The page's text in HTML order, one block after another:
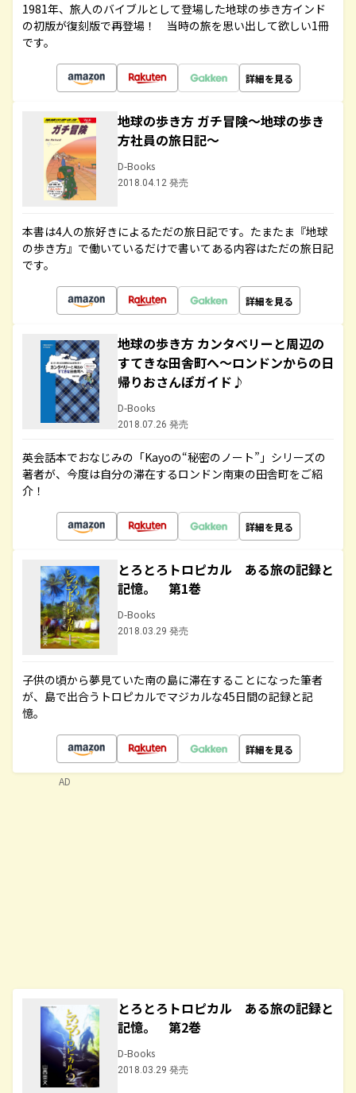
1981年、旅人のバイブルとして登場した地球の歩き方インド
の初版が復刻版で再登場！ 当時の旅を思い出して欲しい1冊
です。
詳細を見る
地球の歩き方 ガチ冒険～地球の歩き
方社員の旅日記～
D-Books
2018.04.12 発売
本書は4人の旅好きによるただの旅日記です。たまたま『地球
の歩き方』で働いているだけで書いてある内容はただの旅日記
です。
詳細を見る
地球の歩き方 カンタベリーと周辺の
すてきな田舎町へ～ロンドンからの日
帰りおさんぽガイド♪
D-Books
2018.07.26 発売
英会話本でおなじみの「Kayoの“秘密のノート”」シリーズの
著者が、今度は自分の滞在するロンドン南東の田舎町をご紹
介！
詳細を見る
とろとろトロピカル ある旅の記録と
記憶。 第1巻
D-Books
2018.03.29 発売
子供の頃から夢見ていた南の島に滞在することになった筆者
が、島で出合うトロピカルでマジカルな45日間の記録と記
憶。
詳細を見る
とろとろトロピカル ある旅の記録と
記憶。 第2巻
D-Books
2018.03.29 発売
AD